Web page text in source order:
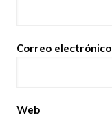
Correo electrónico
Web